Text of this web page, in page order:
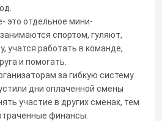
это отдельное мини-
спортом, гуляют,
учатся работать в команде,
и помогать.
за гибкую систему
дни оплаченной смены
участие в других сменах, тем
финансы.